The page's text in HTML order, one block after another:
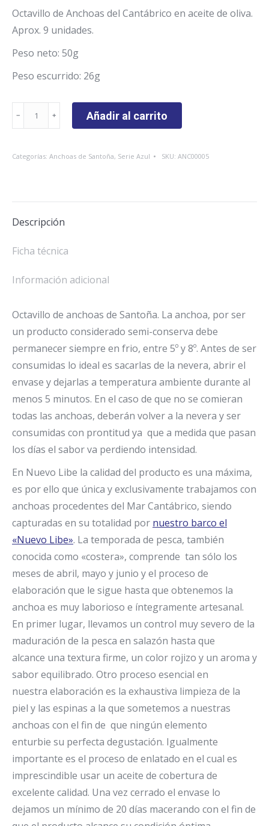
Octavillo de Anchoas del Cantábrico en aceite de oliva.
Aprox. 9 unidades.
Peso neto: 50g
Peso escurrido: 26g
Anchoas
del
Serie
gr.
cantidad
Añadir al carrito
Categorías: Anchoas de Santoña, Serie Azul SKU: ANC00005
Descripción
Ficha técnica
Información adicional
Octavillo de anchoas de Santoña. La anchoa, por ser
un producto considerado semi-conserva debe
permanecer siempre en frio, entre 5º y 8º. Antes de ser
consumidas lo ideal es sacarlas de la nevera, abrir el
envase y dejarlas a temperatura ambiente durante al
menos 5 minutos. En el caso de que no se comieran
todas las anchoas, deberán volver a la nevera y ser
consumidas con prontitud ya que a medida que pasan
los días el sabor va perdiendo intensidad.
En Nuevo Libe la calidad del producto es una máxima,
es por ello que única y exclusivamente trabajamos con
anchoas procedentes del Mar Cantábrico, siendo
capturadas en su totalidad por nuestro barco el
«Nuevo Libe». La temporada de pesca, también
conocida como «costera», comprende tan sólo los
meses de abril, mayo y junio y el proceso de
elaboración que le sigue hasta que obtenemos la
anchoa es muy laborioso e íntegramente artesanal.
En primer lugar, llevamos un control muy severo de la
maduración de la pesca en salazón hasta que
alcance una textura firme, un color rojizo y un aroma y
sabor equilibrado. Otro proceso esencial en
nuestra elaboración es la exhaustiva limpieza de la
piel y las espinas a la que sometemos a nuestras
anchoas con el fin de que ningún elemento
enturbie su perfecta degustación. Igualmente
importante es el proceso de enlatado en el cual es
imprescindible usar un aceite de cobertura de
excelente calidad. Una vez cerrado el envase lo
dejamos un mínimo de 20 días macerando con el fin de